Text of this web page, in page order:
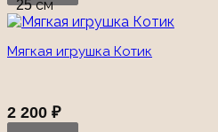
25 см
Мягкая игрушка Котик
2 200 ₽